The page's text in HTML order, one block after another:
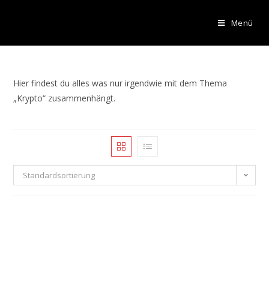
Menü
Hier findest du alles was nur irgendwie mit dem Thema
„Krypto“ zusammenhängt.
Standardsortierung